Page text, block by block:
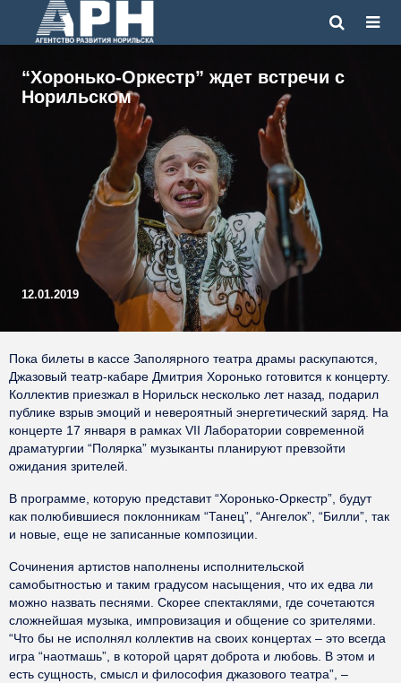
“Хоронько-Оркестр” ждет встречи с
Норильском
12.01.2019
Пока билеты в кассе Заполярного театра драмы раскупаются,
Джазовый театр-кабаре Дмитрия Хоронько готовится к концерту.
Коллектив приезжал в Норильск несколько лет назад, подарил
публике взрыв эмоций и невероятный энергетический заряд. На
концерте 17 января в рамках VII Лаборатории современной
драматургии “Полярка” музыканты планируют превзойти
ожидания зрителей.
В программе, которую представит “Хоронько-Оркестр”, будут
как полюбившиеся поклонникам “Танец”, “Ангелок”, “Билли”, так
и новые, еще не записанные композиции.
Сочинения артистов наполнены исполнительской
самобытностью и таким градусом насыщения, что их едва ли
можно назвать песнями. Скорее спектаклями, где сочетаются
сложнейшая музыка, импровизация и общение со зрителями.
“Что бы не исполнял коллектив на своих концертах – это всегда
игра “наотмашь”, в которой царят доброта и любовь. В этом и
есть сущность, смысл и философия джазового театра”, –